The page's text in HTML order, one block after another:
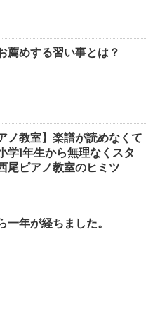
薦めする習い事とは？
ノ教室】楽譜が読めなくて
学1年生から無理なくスタ
尾ピアノ教室のヒミツ
一年が経ちました。